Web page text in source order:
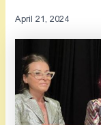
April 21, 2024